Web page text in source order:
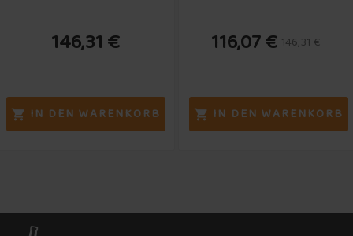
146,31 €
 IN DEN WARENKORB
116,07 € 146,31 €
 IN DEN WARENKORB